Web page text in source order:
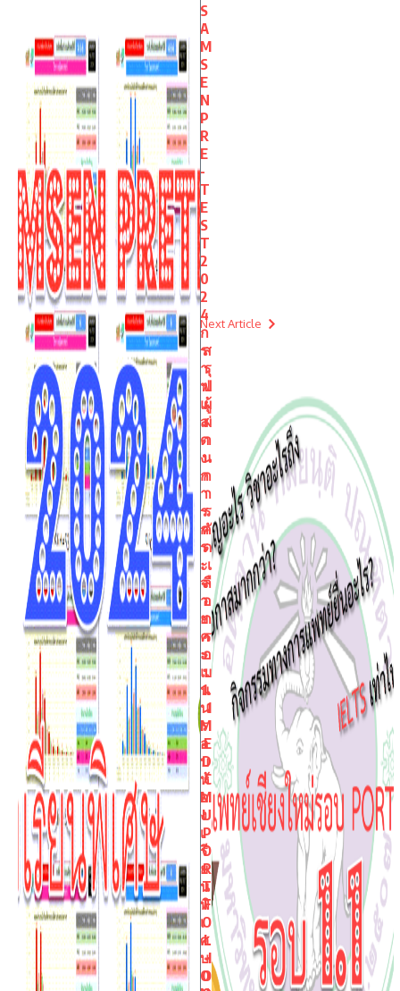
S
A
M
S
E
N
P
R
E
-
T
E
S
T
2
0
2
4
ก
ร
า
ฟ
แ
ส
ด
ง
ก
า
ร
ก
ร
ะ
จ
า
ย
ค
ะ
แ
น
น
ร
อ
บ
ห้
อ
ง
เ
รี
ย
น
พิ
เ
ศ
ษ
O
Next Article
ส
รุ
ป
ผู้
ผ่
า
น
ก
า
ร
คั
ด
เ
ลื
อ
ก
ร
อ
บ
1.
1
M
E
D
C
M
U
P
O
R
T
F
O
L
I
O